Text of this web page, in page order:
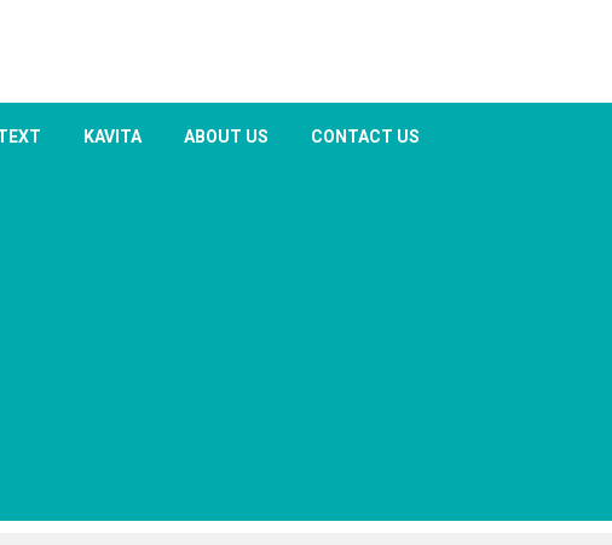
KAVITA ABOUT US CONTACT US